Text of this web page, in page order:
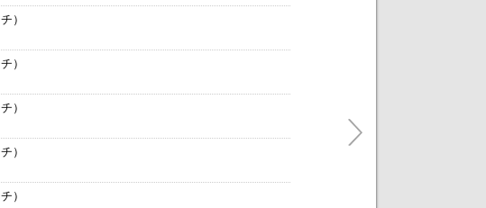
）
）
）
）
）
ご覧いただけます。
モールミーティングをアレンジします！～